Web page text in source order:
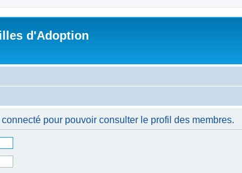
d'Adoption
pour pouvoir consulter le profil des membres.